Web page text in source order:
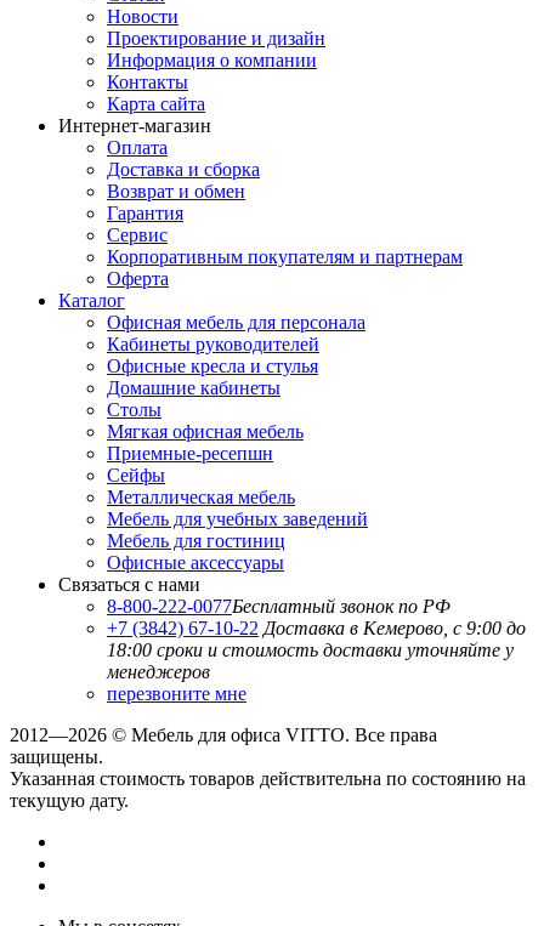
Новости
Проектирование и дизайн
Информация о компании
Контакты
Карта сайта
Интернет-магазин
Оплата
Доставка и сборка
Возврат и обмен
Гарантия
Сервис
Корпоративным покупателям и партнерам
Оферта
Каталог
Офисная мебель для персонала
Кабинеты руководителей
Офисные кресла и стулья
Домашние кабинеты
Столы
Мягкая офисная мебель
Приемные-ресепшн
Сейфы
Металлическая мебель
Мебель для учебных заведений
Мебель для гостиниц
Офисные аксессуары
Связаться с нами
8-800-222-0077Бесплатный звонок по РФ
+7 (3842) 67-10-22 Доставка в Кемерово, с 9:00 до
18:00 сроки и стоимость доставки уточняйте у
менеджеров
перезвоните мне
2012—2026 © Мебель для офиса VITTO. Все права
защищены.
Указанная стоимость товаров действительна по состоянию на
текущую дату.